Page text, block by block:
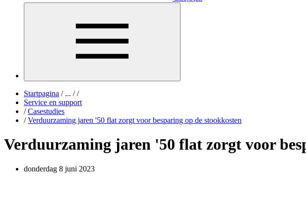
Startpagina /... / /
Service en support
/ Casestudies
/ Verduurzaming jaren '50 flat zorgt voor besparing op de stookkosten
Verduurzaming jaren '50 flat zorgt voor
donderdag 8 juni 2023